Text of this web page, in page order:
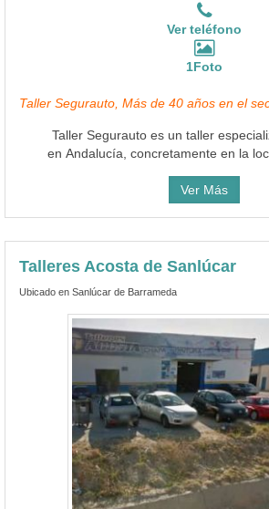
Ver teléfono
1Foto
Taller Segurauto, Más de 40 años en el
Taller Segurauto es un taller
en Andalucía, concretamente en la
Ver Más
Talleres Acosta de Sanlúcar
Ubicado en Sanlúcar de Barrameda